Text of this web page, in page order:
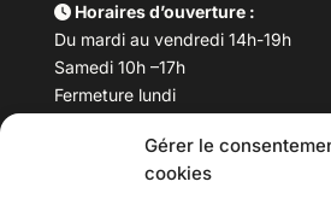
Gérer le
cookies
Horaires d’ouverture :
Du mardi au vendredi 14h-19h
Samedi 10h –17h
Fermeture lundi
Téléphone : 04 78 53 06 40